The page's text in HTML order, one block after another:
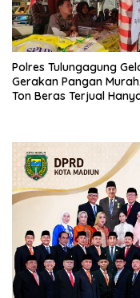
Polres Tulungagung
Gerakan Pangan
Ton Beras Terjual